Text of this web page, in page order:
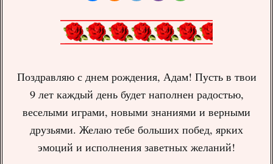
Поздравляю с днем рождения, Адам! Пусть в твои
9 лет каждый день будет наполнен радостью,
веселыми играми, новыми знаниями и верными
друзьями. Желаю тебе больших побед, ярких
эмоций и исполнения заветных желаний!